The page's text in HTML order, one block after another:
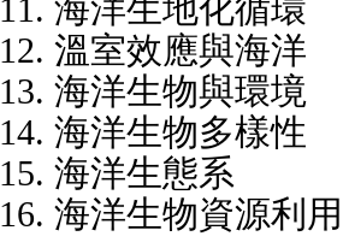
11. 海洋生地化循環
12. 溫室效應與海洋
13. 海洋生物與環境
14. 海洋生物多樣性
15. 海洋生態系
16. 海洋生物資源利